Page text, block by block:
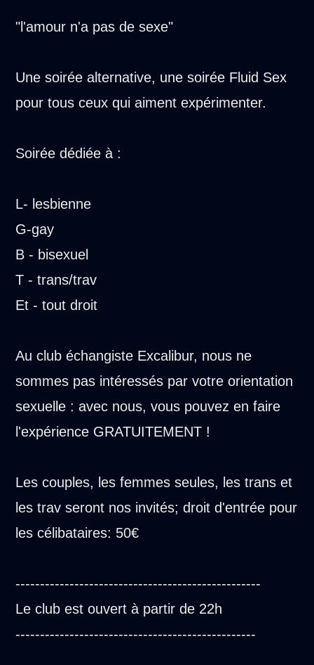
"l'amour n'a pas de sexe"
Une soirée alternative, une soirée Fluid Sex
pour tous ceux qui aiment expérimenter.
Soirée dédiée à :
L- lesbienne
G-gay
B - bisexuel
T - trans/trav
Et - tout droit
Au club échangiste Excalibur, nous ne
sommes pas intéressés par votre orientation
sexuelle : avec nous, vous pouvez en faire
l'expérience GRATUITEMENT !
Les couples, les femmes seules, les trans et
les trav seront nos invités; droit d'entrée pour
les célibataires: 50€
--------------------------------------------------
Le club est ouvert à partir de 22h
-------------------------------------------------